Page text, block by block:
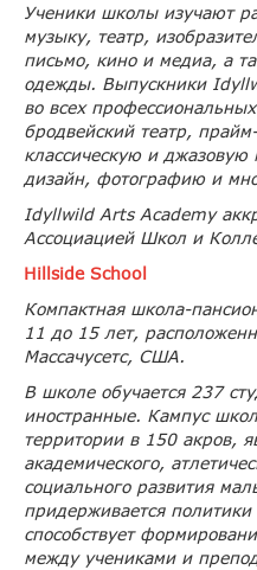
Ученики школы изучают
музыку, театр,
письмо, кино и медиа, а
одежды. Выпускники
во всех
бродвейский театр,
классическую и
дизайн, фотографию и
Idyllwild Arts Academy
Ассоциацией Школ и
Hillside School
Компактная школа-
11 до 15 лет,
Массачусетс, США.
В школе обучается 237
иностранные. Кампус
территории в 150 акров,
академического,
социального развития
придерживается политики
способствует
между учениками и